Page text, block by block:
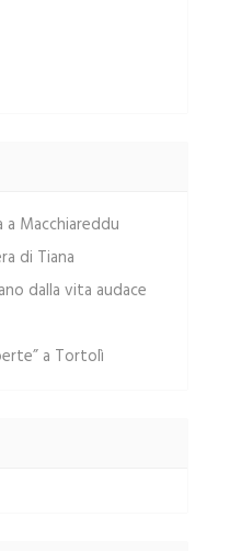
Macchiareddu
di Tiana
dalla vita audace
a Tortolì